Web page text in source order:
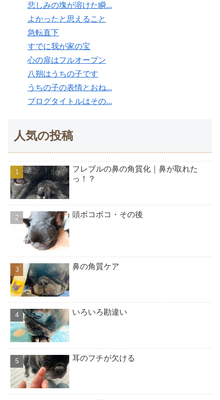
悲しみの塊が溶けた瞬...
よかったと思えること
急転直下
すでに我が家の宝
心の扉はフルオープン
八朔はうちの子です
うちの子の表情とおね...
ブログタイトルはその...
人気の投稿
フレブルの鼻の角質化｜鼻が取れた
っ！？
頭ボコボコ・その後
鼻の角質ケア
いろいろ勘違い
耳のフチが欠ける